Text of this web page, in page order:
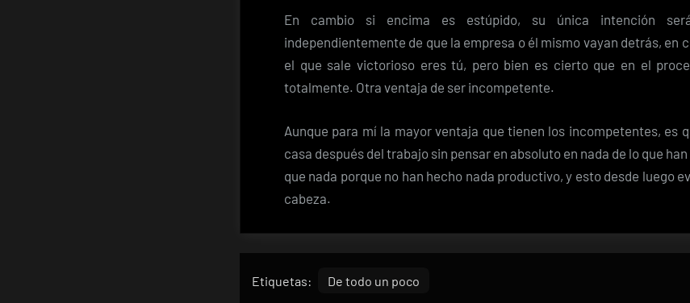
En cambio si encima es estúpido, su única intención
independientemente de que la empresa o él mismo vayan detrás, en
el que sale victorioso eres tú, pero bien es cierto que en el
totalmente. Otra ventaja de ser incompetente.
Aunque para mí la mayor ventaja que tienen los incompetentes, es
casa después del trabajo sin pensar en absoluto en nada de lo que
que nada porque no han hecho nada productivo, y esto desde luego
cabeza.
Etiquetas: De todo un poco